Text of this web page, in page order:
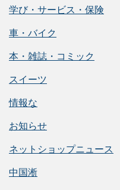
学び・サービス・保険
車・バイク
本・雑誌・コミック
スイーツ
情報な
お知らせ
ネットショップニュース
中国淅